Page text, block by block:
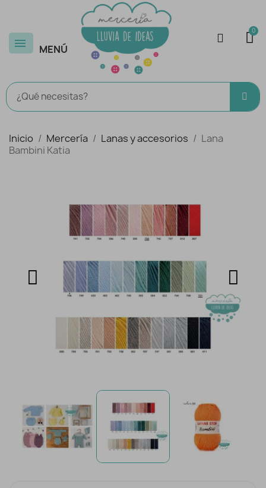
MENÚ
Inicio Mercería Lanas y accesorios
Lana
Bambini Katia